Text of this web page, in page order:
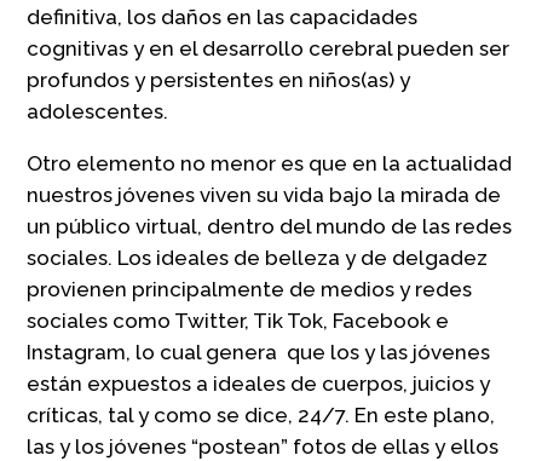
definitiva, los daños en las capacidades
cognitivas y en el desarrollo cerebral pueden ser
profundos y persistentes en niños(as) y
adolescentes.
Otro elemento no menor es que en la actualidad
nuestros jóvenes viven su vida bajo la mirada de
un público virtual, dentro del mundo de las redes
sociales. Los ideales de belleza y de delgadez
provienen principalmente de medios y redes
sociales como Twitter, Tik Tok, Facebook e
Instagram, lo cual genera que los y las jóvenes
están expuestos a ideales de cuerpos, juicios y
críticas, tal y como se dice, 24/7. En este plano,
las y los jóvenes “postean” fotos de ellas y ellos